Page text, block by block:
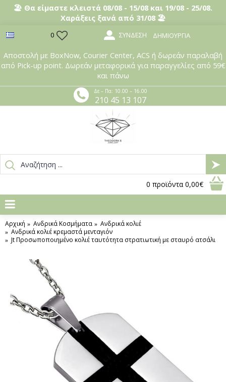
🏖️ Θα είμαστε κλειστά 08/08 - 15/08 και 19/08 - 25/08.
Χαράξεις ξανά από 31/08 🏖️
0 ΣΎΝΔΕΣΗ ΔΗΜΙΟΥΡΓΊΑ
Αποστολή με BoxNow, Courier Center, ACS ή δωρεάν παραλαβή
από Pick-up point. Δωρεάν μεταφορικά για παραγγελίες από 59€
και πάνω
Δε – Πα: 10.00 – 16.00
210 45 13 107
0 προϊόντα 0,00€
Αρχική Ανδρικά Κοσμήματα
Ανδρικά κολιέ
Ανδρικά κολιέ κρεμαστά μενταγιόν
Jt Προσωποποιημένο κολιέ ταυτότητα στρατιωτική με σταυρό ατσάλι